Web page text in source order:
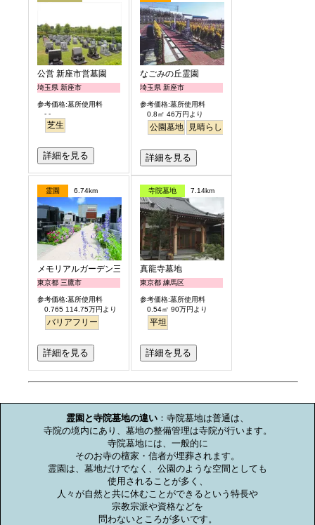
公営 新座市営墓園
埼玉県 新座市
参考価格:墓所使用料
- -
芝生
詳細を見る
なごみの丘霊園
埼玉県 新座市
参考価格:墓所使用料
0.8㎡ 46万円より
公園墓地 見晴らし・眺望
詳細を見る
霊園 6.74km
メモリアルガーデン三鷹
東京都 三鷹市
参考価格:墓所使用料
0.765 114.75万円より
バリアフリー
詳細を見る
寺院墓地 7.14km
真龍寺墓地
東京都 練馬区
参考価格:墓所使用料
0.54㎡ 90万円より
平坦
詳細を見る
霊園と寺院墓地の違い ：寺院墓地は普通は、
寺院の境内にあり、墓地の整備管理は寺院が行います。
寺院墓地には、一般的に
そのお寺の檀家・信者が埋葬されます。
霊園は、墓地だけでなく、公園のような空間としても
使用されることが多く、
人々が自然と共に休むことができるという特長や
宗教宗派や資格などを
問わないところが多いです。